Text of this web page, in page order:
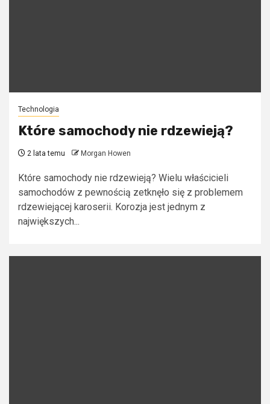
Technologia
Które samochody nie rdzewieją?
2 lata temu Morgan Howen
Które samochody nie rdzewieją? Wielu właścicieli
samochodów z pewnością zetknęło się z problemem
rdzewiejącej karoserii. Korozja jest jednym z
największych...